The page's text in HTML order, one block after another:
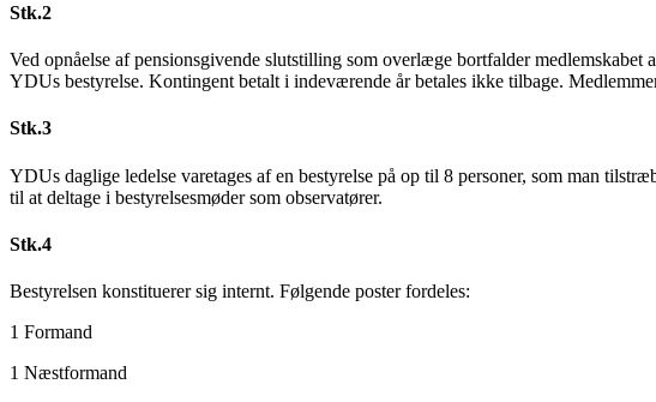
Stk.2
Ved opnåelse af pensionsgivende slutstilling som overlæge bortfalder
YDUs bestyrelse. Kontingent betalt i indeværende år betales ikke tilbage.
Stk.3
YDUs daglige ledelse varetages af en bestyrelse på op til 8 personer, som man
til at deltage i bestyrelsesmøder som observatører.
Stk.4
Bestyrelsen konstituerer sig internt. Følgende poster fordeles:
1 Formand
1 Næstformand